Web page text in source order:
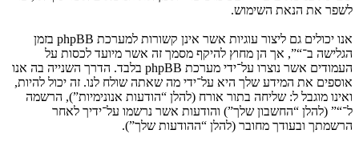
לשפר את הנאת השימוש.
אנו יכולים גם ליצור עוגיות אשר אינן קשורות למערכת phpBB בזמן
הגלישה ב־“”, אך הן מחוץ להיקף מסמך זה אשר מיועד לכסות על
העמודים אשר נוצרו על־ידי מערכת phpBB בלבד. הדרך השנייה בה אנו
אוספים את המידע שלך היא על־ידי מה שאתה שולח לנו. זה יכול להיות,
ואינו מוגבל ל: שליחה בתור אורח (להלן “הודעות אנונימיות”), הרשמה
ל־“” (להלן “החשבון שלך”) והודעות אשר נרשמו על־ידיך לאחר
הרשמתך ובעודך מחובר (להלן “ההודעות שלך”).